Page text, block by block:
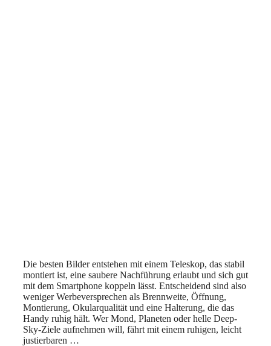
Die besten Bilder entstehen mit einem Teleskop, das stabil
montiert ist, eine saubere Nachführung erlaubt und sich gut
mit dem Smartphone koppeln lässt. Entscheidend sind also
weniger Werbeversprechen als Brennweite, Öffnung,
Montierung, Okularqualität und eine Halterung, die das
Handy ruhig hält. Wer Mond, Planeten oder helle Deep-
Sky-Ziele aufnehmen will, fährt mit einem ruhigen, leicht
justierbaren …